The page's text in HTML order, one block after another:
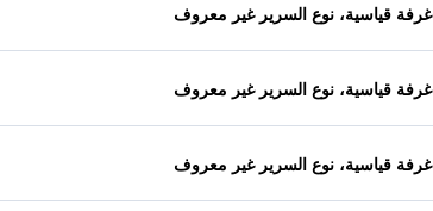
غرفة قياسية، نوع السرير غير معروف
غرفة قياسية، نوع السرير غير معروف
غرفة قياسية، نوع السرير غير معروف